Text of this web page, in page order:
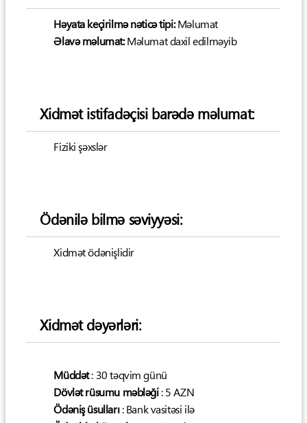
Həyata keçirilmə nəticə tipi:Məlumat
Əlavə məlumat:Məlumat daxil edilməyib
Xidmət istifadəçisi barədə məlumat:
Fiziki şəxslər
Ödənilə bilmə səviyyəsi:
Xidmət ödənişlidir
Xidmət dəyərləri:
Müddət: 30 təqvim günü
Dövlət rüsumu məbləği: 5 AZN
Ödəniş üsulları: Bank vasitəsi ilə